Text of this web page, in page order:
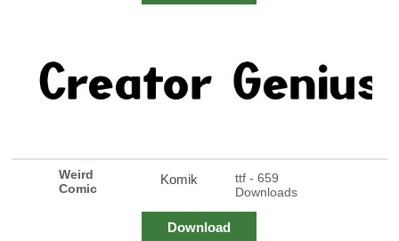
Weird
Comic
Komik
ttf - 659
Downloads
Download